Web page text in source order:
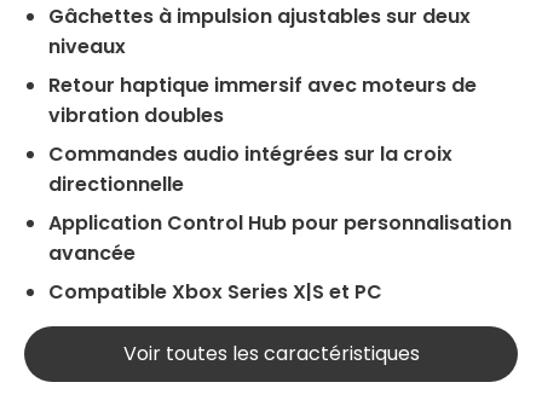
Gâchettes à impulsion ajustables sur deux
niveaux
Retour haptique immersif avec moteurs de
vibration doubles
Commandes audio intégrées sur la croix
directionnelle
Application Control Hub pour personnalisation
avancée
CompatibleXbox Series X|S et PC
Voir toutes les caractéristiques